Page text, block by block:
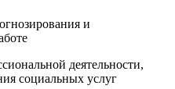
и
деятельности,
социальных услуг